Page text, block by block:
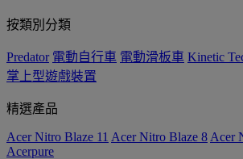
按類別分類
Predator 電動自行車 電動滑板車 Kinetic
掌上型遊戲裝置
精選產品
Acer Nitro Blaze 11 Acer Nitro Blaze 8 Acer
Acerpure